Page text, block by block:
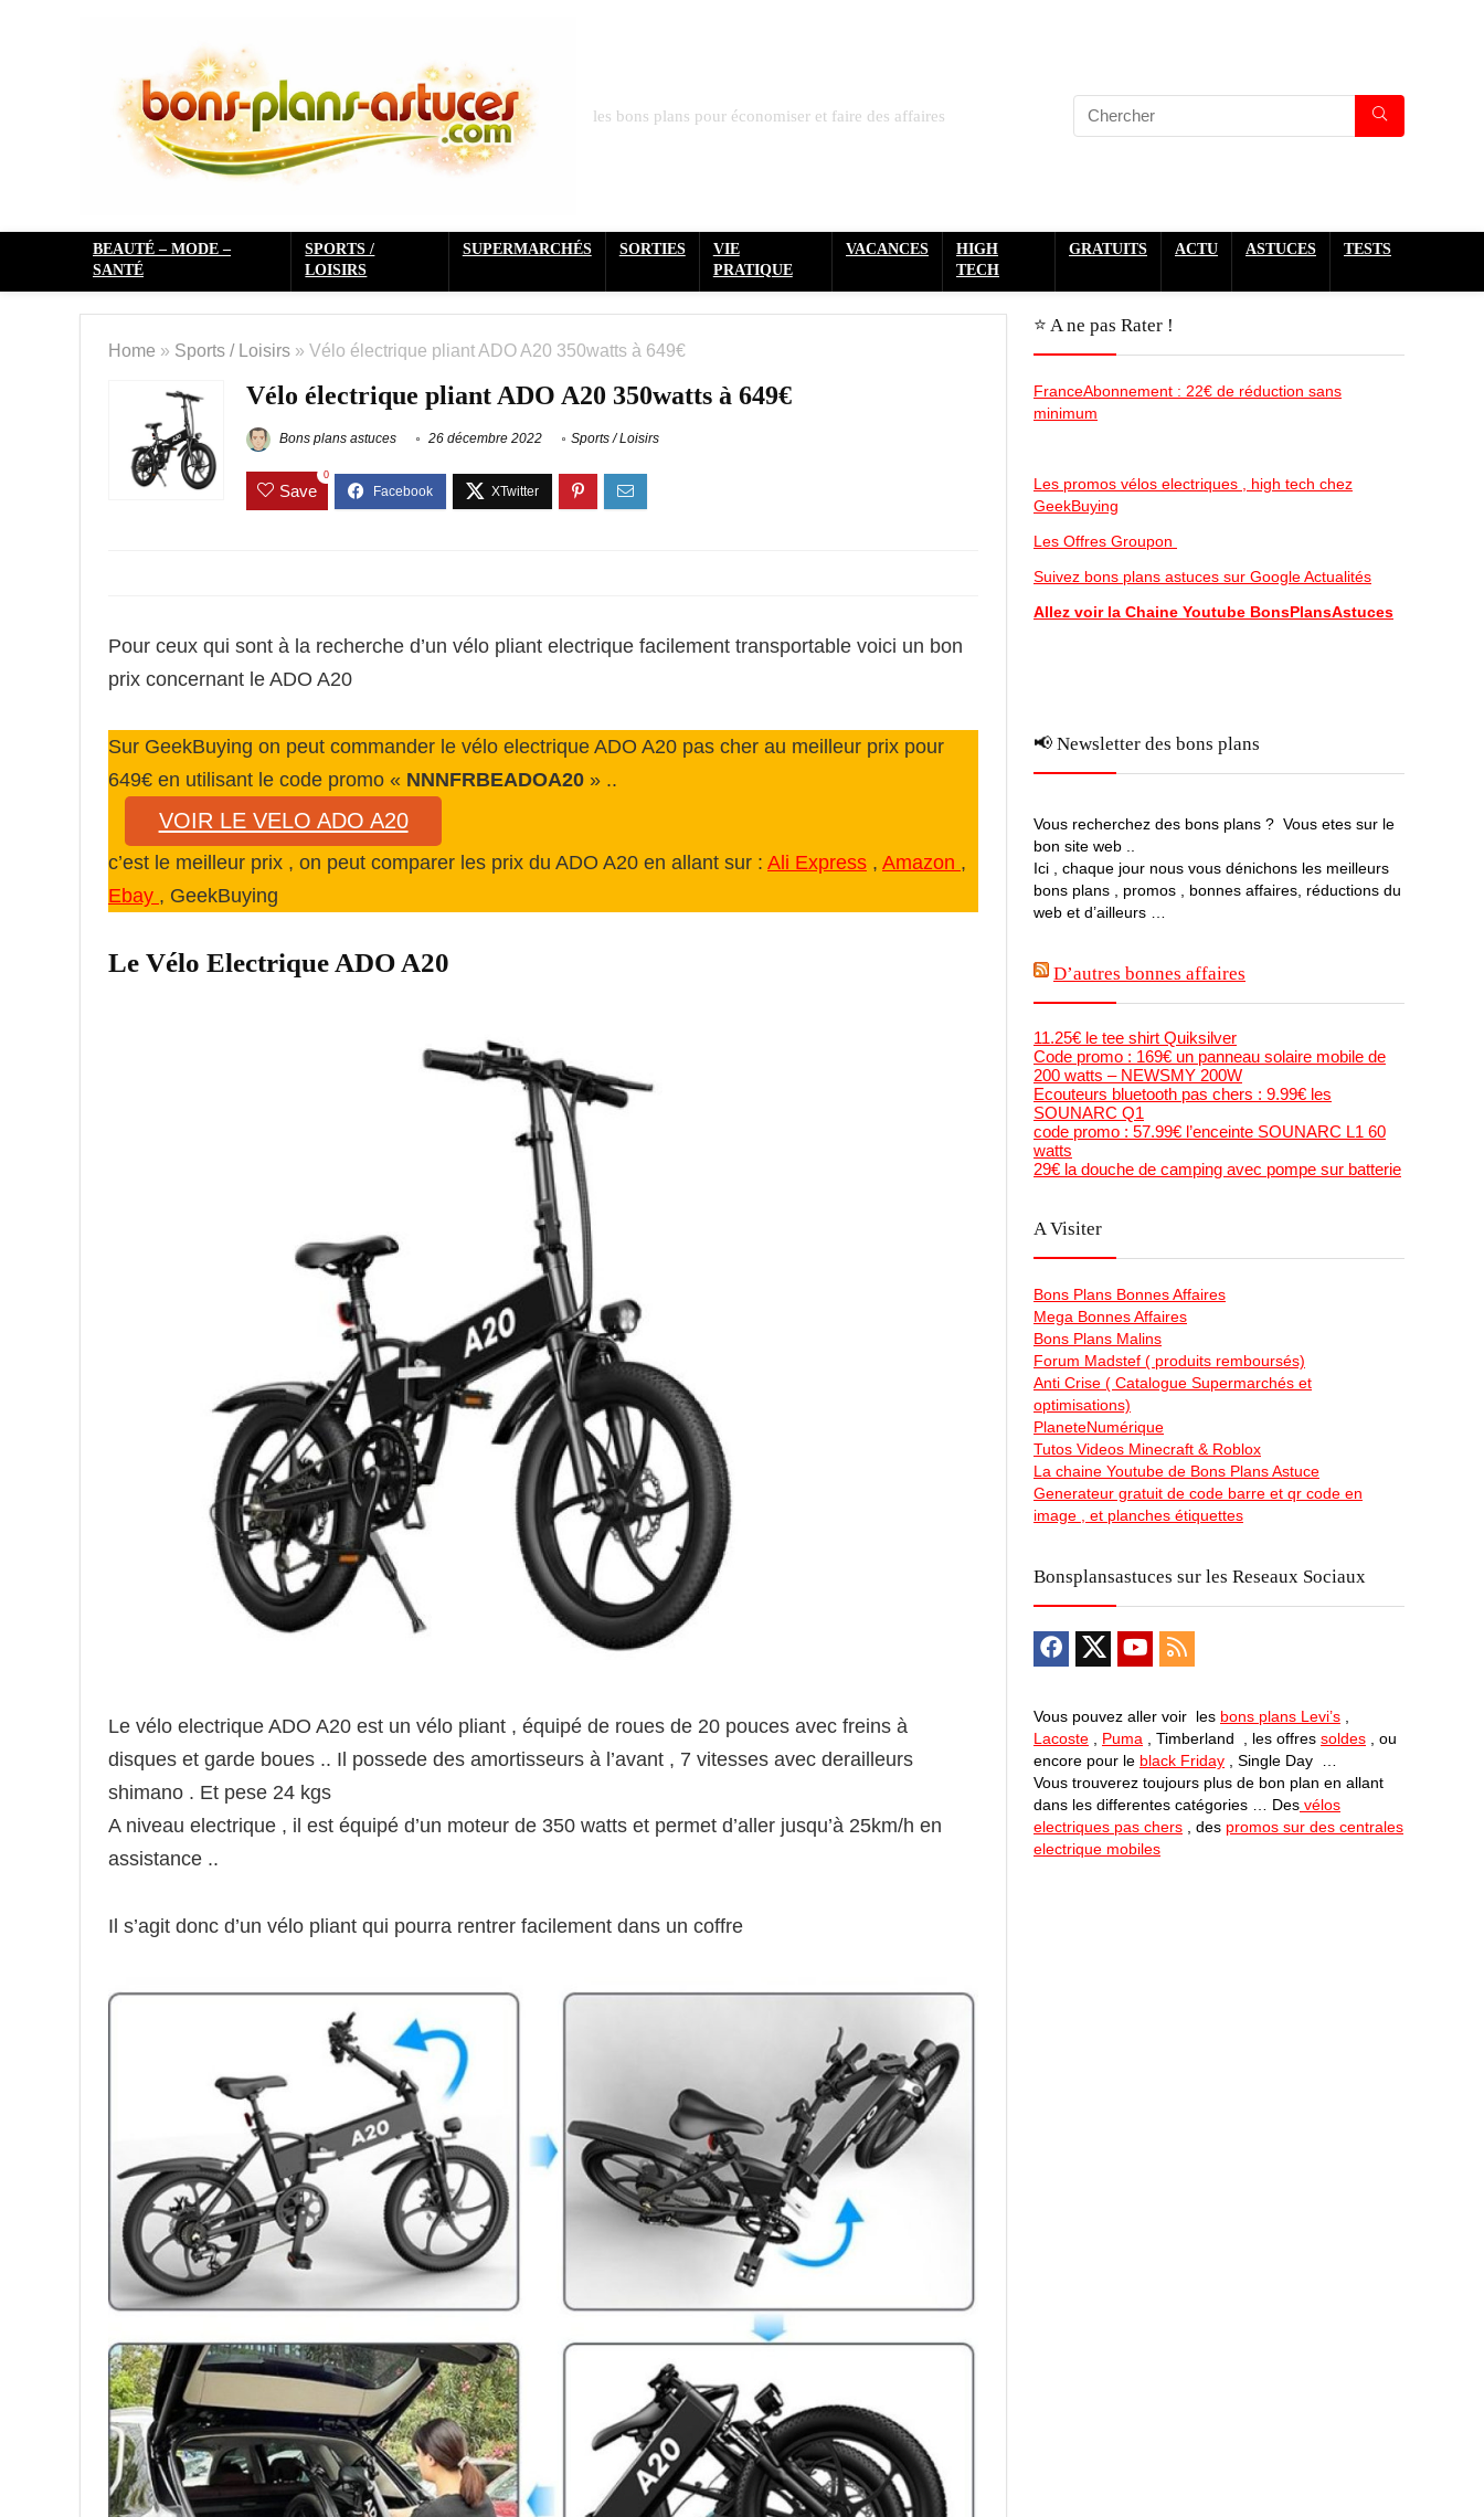
les bons plans pour économiser et faire des affaires
BEAUTÉ – MODE –
SANTÉ
SPORTS /
LOISIRS
SUPERMARCHÉS SORTIES
VIE
PRATIQUE
VACANCES
HIGH
TECH
GRATUITS ACTU ASTUCES TESTS
Home » Sports / Loisirs » Vélo électrique pliant ADO A20 350watts à 649€
Vélo électrique pliant ADO A20 350watts à 649€
Bons plans astuces 26 décembre 2022 Sports / Loisirs
Save
0
Pour ceux qui sont à la recherche d’un vélo pliant electrique facilement transportable voici un bon
prix concernant le ADO A20
Sur GeekBuying on peut commander le vélo electrique ADO A20 pas cher au meilleur prix pour
649€ en utilisant le code promo « NNNFRBEADOA20 » ..
VOIR LE VELO ADO A20
c’est le meilleur prix , on peut comparer les prix du ADO A20 en allant sur : Ali Express , Amazon ,
Ebay , GeekBuying
Le Vélo Electrique ADO A20
Le vélo electrique ADO A20 est un vélo pliant , équipé de roues de 20 pouces avec freins à
disques et garde boues .. Il possede des amortisseurs à l’avant , 7 vitesses avec derailleurs
shimano . Et pese 24 kgs
A niveau electrique , il est équipé d’un moteur de 350 watts et permet d’aller jusqu’à 25km/h en
assistance ..
Il s’agit donc d’un vélo pliant qui pourra rentrer facilement dans un coffre
⭐️ A ne pas Rater !
FranceAbonnement : 22€ de réduction sans
minimum
Les promos vélos electriques , high tech chez
GeekBuying
Les Offres Groupon
Suivez bons plans astuces sur Google Actualités
Allez voir la Chaine Youtube BonsPlansAstuces
📢 Newsletter des bons plans
Vous recherchez des bons plans ? Vous etes sur le
bon site web ..
Ici , chaque jour nous vous dénichons les meilleurs
bons plans , promos , bonnes affaires, réductions du
web et d’ailleurs …
D’autres bonnes affaires
11.25€ le tee shirt Quiksilver
Code promo : 169€ un panneau solaire mobile de
200 watts – NEWSMY 200W
Ecouteurs bluetooth pas chers : 9.99€ les
SOUNARC Q1
code promo : 57.99€ l’enceinte SOUNARC L1 60
watts
29€ la douche de camping avec pompe sur batterie
A Visiter
Bons Plans Bonnes Affaires
Mega Bonnes Affaires
Bons Plans Malins
Forum Madstef ( produits remboursés)
Anti Crise ( Catalogue Supermarchés et
optimisations)
PlaneteNumérique
Tutos Videos Minecraft & Roblox
La chaine Youtube de Bons Plans Astuce
Generateur gratuit de code barre et qr code en
image , et planches étiquettes
Bonsplansastuces sur les Reseaux Sociaux
Vous pouvez aller voir les bons plans Levi’s
Lacoste
Puma , Timberland , les offres soldes , ou
encore pour le black Friday , Single Day …
Vous trouverez toujours plus de bon plan en allant
dans les differentes catégories … Des vélos
electriques pas chers , des promos sur des centrales
electrique mobiles